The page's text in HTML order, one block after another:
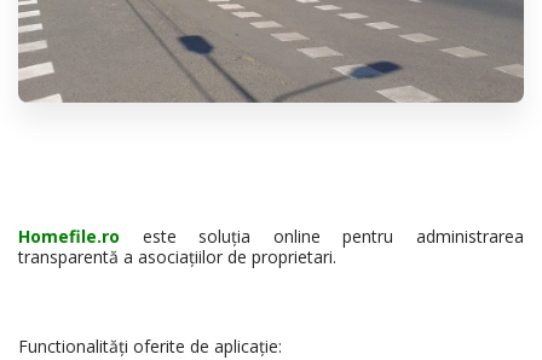
Homefile.ro este soluția online pentru administrarea
transparentă a asociațiilor de proprietari.
Functionalități oferite de aplicație: